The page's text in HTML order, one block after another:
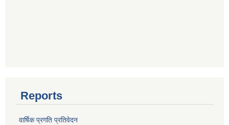
Reports
वार्षिक प्रगति प्रतिवेदन